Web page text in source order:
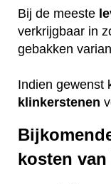
Bij de meeste
verkrijgbaar in
gebakken
Indien gewenst
klinkerstenen
kosten